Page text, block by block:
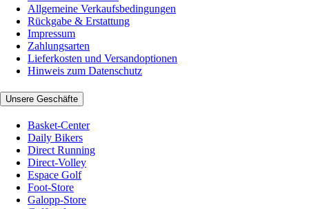
Allgemeine Verkaufsbedingungen
Rückgabe & Erstattung
Impressum
Zahlungsarten
Lieferkosten und Versandoptionen
Hinweis zum Datenschutz
Unsere Geschäfte
Basket-Center
Daily Bikers
Direct Running
Direct-Volley
Espace Golf
Foot-Store
Galopp-Store